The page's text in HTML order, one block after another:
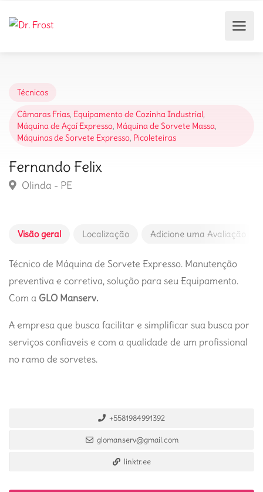
Técnicos
Câmaras Frias, Equipamento de Cozinha Industrial,
Máquina de Açaí Expresso, Máquina de Sorvete Massa,
Máquinas de Sorvete Expresso, Picoleteiras
Fernando Felix
Olinda - PE
Visão geral Localização Adicione uma Avaliação
Técnico de Máquina de Sorvete Expresso. Manutenção
preventiva e corretiva, solução para seu Equipamento.
Com a GLO Manserv.
A empresa que busca facilitar e simplificar sua busca por
serviços confiaveis e com a qualidade de um profissional
no ramo de sorvetes.
+5581984991392
glomanserv@gmail.com
linktr.ee